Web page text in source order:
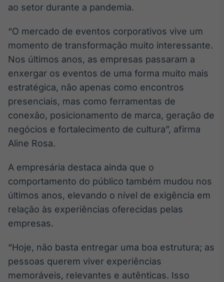
Tokenização
Em breve
Crédito
Em breve
ao setor durante a pandemia.
“O mercado de eventos corporativos vive um
momento de transformação muito interessante.
Nos últimos anos, as empresas passaram a
enxergar os eventos de uma forma muito mais
estratégica, não apenas como encontros
presenciais, mas como ferramentas de
conexão, posicionamento de marca, geração de
negócios e fortalecimento de cultura”, afirma
Aline Rosa.
A empresária destaca ainda que o
comportamento do público também mudou nos
últimos anos, elevando o nível de exigência em
relação às experiências oferecidas pelas
empresas.
“Hoje, não basta entregar uma boa estrutura; as
pessoas querem viver experiências
memoráveis, relevantes e autênticas. Isso